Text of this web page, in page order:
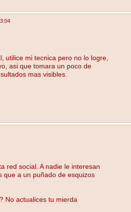
utilice mi tecnica pero no lo logre,
asi que tomara un poco de
mas visibles.
red social. A nadie le interesan
que a un puñado de esquizos
No actualices tu mierda